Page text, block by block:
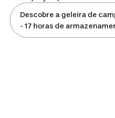
Descobre a geleira de
- 17 horas de